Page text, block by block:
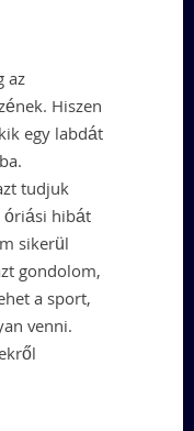
az
Hiszen
egy labdát
tudjuk
óriási hibát
sikerül
gondolom,
a sport,
venni.